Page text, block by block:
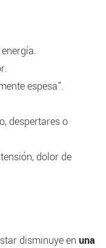
espesa”.
despertares o
dolor de
disminuye en una